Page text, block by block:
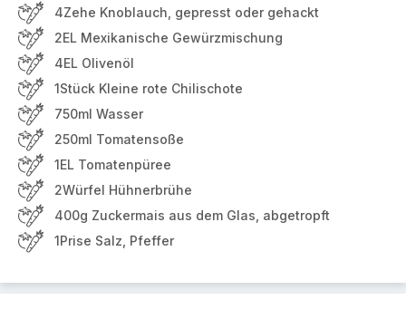
4Zehe Knoblauch, gepresst oder gehackt
2EL Mexikanische Gewürzmischung
4EL Olivenöl
1Stück Kleine rote Chilischote
750ml Wasser
250ml Tomatensoße
1EL Tomatenpüree
2Würfel Hühnerbrühe
400g Zuckermais aus dem Glas, abgetropft
1Prise Salz, Pfeffer